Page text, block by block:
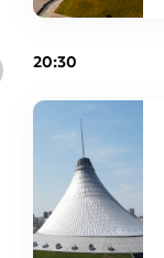
20:30